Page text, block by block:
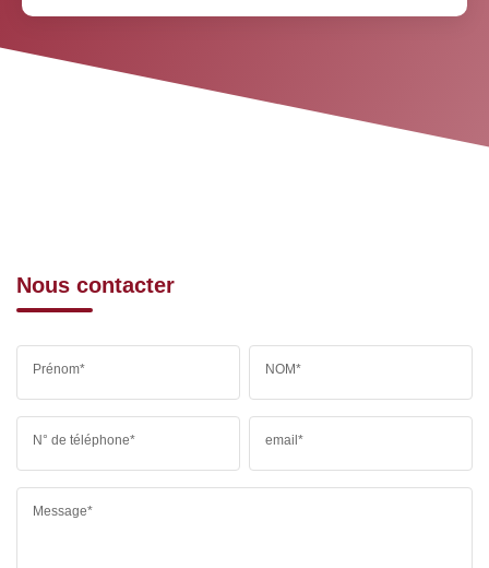
Nous contacter
Prénom* NOM*
N° de téléphone* email*
Message*